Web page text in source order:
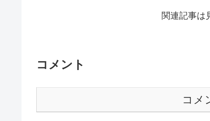
関連記事は
コメント
コメ